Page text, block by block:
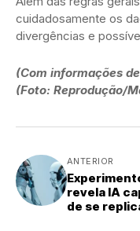
cuidadosamente os
divergências e
(Com informações
(Foto: Reprodução/
ANTERIOR
revela IA
de se